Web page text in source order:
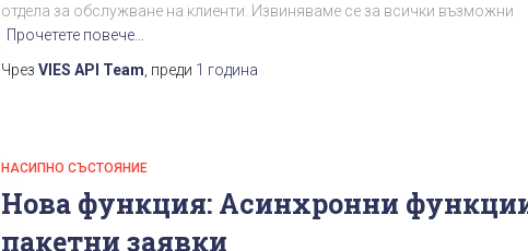
отдела за обслужване на клиенти. Извиняваме се за всички възможни
Прочетете повече…
Чрез VIES API Team , преди 1 година
НАСИПНО СЪСТОЯНИЕ
Нова функция: Асинхронни
пакетни заявки